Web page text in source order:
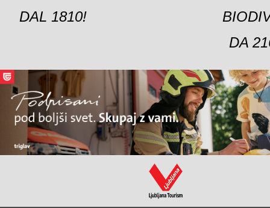
DAL 1810!
DA